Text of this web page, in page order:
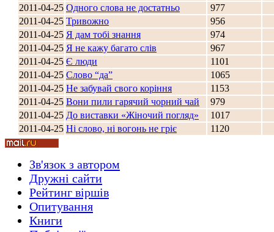
Стамбул 2010
Стамбул 2010
2011-04-25 Одного слова не достатньо
977
2011-04-25 Тривожно
956
2011-04-25 Я дам тобі знання
974
2011-04-25 Я не кажу багато слів
967
2011-04-25 Є люди
1101
2011-04-25 Слово “да”
1065
2011-04-25 Не забувай свого коріння
1153
2011-04-25 Вони пили гарячий чорний чай
979
2011-04-25 До виставки «Жіночий погляд»
1017
2011-04-25 Ні слово, ні вогонь не гріє 1120
Зв'язок з автором
Дружні cайти
Рейтинг віршів
Опитування
Книги